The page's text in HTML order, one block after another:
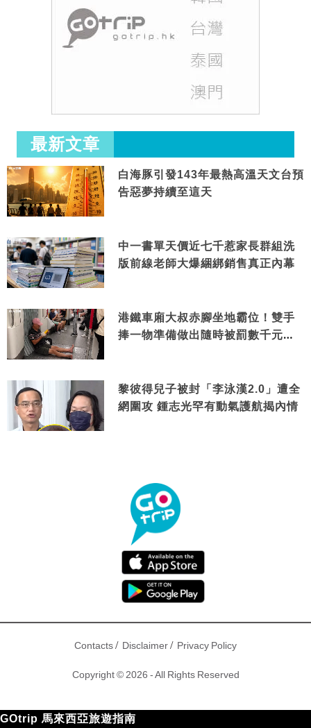
最新文章
白海豚引發143年最熱高溫天文台預
告惡夢持續至這天
中一書單天價近七千惹家長群組洗
版前線老師大爆綑綁銷售真正內幕
港鐵車廂大叔赤腳坐地霸位！雙手
捧一物準備做出隨時被罰數千元舉
黎彼得兒子被封「李泳漢2.0」遭全
網圍攻 鍾志光罕有動氣護航揭內情
Contacts/ Disclaimer/ Privacy Policy
Copyright © 2026 - All Rights Reserved
GOtrip 馬來西亞旅遊指南